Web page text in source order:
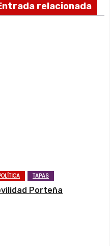
relacionada
TAPAS
Porteña